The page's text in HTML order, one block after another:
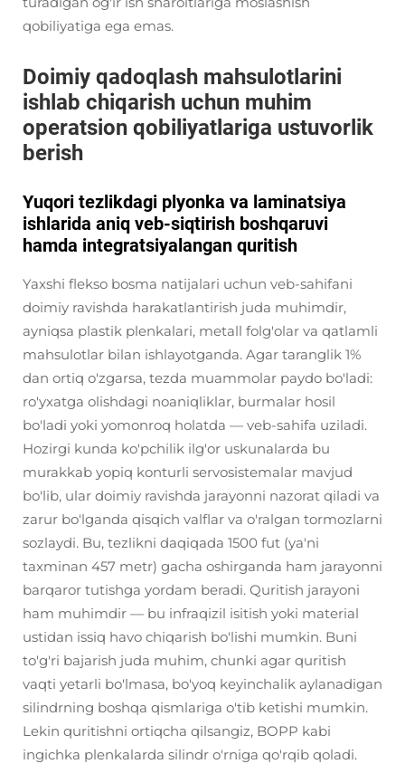
qobiliyatiga ega emas.
Doimiy qadoqlash mahsulotlarini
ishlab chiqarish uchun muhim
operatsion qobiliyatlariga ustuvorlik
berish
Yuqori tezlikdagi plyonka va laminatsiya
ishlarida aniq veb-siqtirish boshqaruvi
hamda integratsiyalangan quritish
Yaxshi flekso bosma natijalari uchun veb-sahifani
doimiy ravishda harakatlantirish juda muhimdir,
ayniqsa plastik plenkalari, metall folg'olar va qatlamli
mahsulotlar bilan ishlayotganda. Agar taranglik 1%
dan ortiq o'zgarsa, tezda muammolar paydo bo'ladi:
ro'yxatga olishdagi noaniqliklar, burmalar hosil
bo'ladi yoki yomonroq holatda — veb-sahifa uziladi.
Hozirgi kunda ko'pchilik ilg'or uskunalarda bu
murakkab yopiq konturli servosistemalar mavjud
bo'lib, ular doimiy ravishda jarayonni nazorat qiladi va
zarur bo'lganda qisqich valflar va o'ralgan tormozlarni
sozlaydi. Bu, tezlikni daqiqada 1500 fut (ya'ni
taxminan 457 metr) gacha oshirganda ham jarayonni
barqaror tutishga yordam beradi. Quritish jarayoni
ham muhimdir — bu infraqizil isitish yoki material
ustidan issiq havo chiqarish bo'lishi mumkin. Buni
to'g'ri bajarish juda muhim, chunki agar quritish
vaqti yetarli bo'lmasa, bo'yoq keyinchalik aylanadigan
silindrning boshqa qismlariga o'tib ketishi mumkin.
Lekin quritishni ortiqcha qilsangiz, BOPP kabi
ingichka plenkalarda silindr o'rniga qo'rqib qoladi.